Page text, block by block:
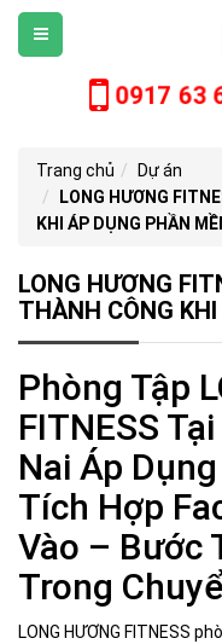
0917 63
Trang chủ
Dự án
LONG HƯƠNG
KHI ÁP DỤNG PHẦN
LONG HƯƠNG
THÀNH CÔNG
Phòng Tập
FITNESS
Nai Áp
Tích Hợp
Vào – Bước
Trong
LONG HƯƠNG FITNESS